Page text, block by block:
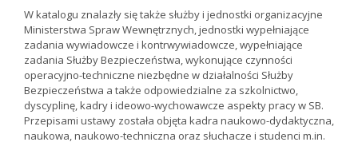
W katalogu znalazły się także służby i jednostki organizacyjne
Ministerstwa Spraw Wewnętrznych, jednostki wypełniające
zadania wywiadowcze i kontrwywiadowcze, wypełniające
zadania Służby Bezpieczeństwa, wykonujące czynności
operacyjno-techniczne niezbędne w działalności Służby
Bezpieczeństwa a także odpowiedzialne za szkolnictwo,
dyscyplinę, kadry i ideowo-wychowawcze aspekty pracy w SB.
Przepisami ustawy została objęta kadra naukowo-dydaktyczna,
naukowa, naukowo-techniczna oraz słuchacze i studenci m.in.